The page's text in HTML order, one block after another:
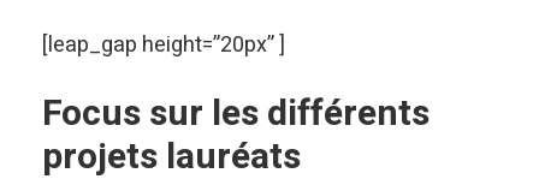
[leap_gap height=”20px” ]
Focus sur les différents
projets lauréats